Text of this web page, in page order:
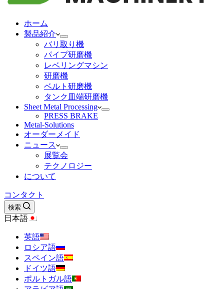
ホーム
製品紹介
バリ取り機
パイプ研磨機
レベリングマシン
研磨機
ベルト研磨機
タンク皿端研磨機
Sheet Metal Processing
PRESS BRAKE
Metal-Solutions
オーダーメイド
ニュース
展覧会
テクノロジー
について
コンタクト
検索
日本語
英語
ロシア語
スペイン語
ドイツ語
ポルトガル語